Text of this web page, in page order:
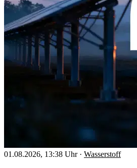
01.08.2026, 13:38 Uhr · Wasserstoff